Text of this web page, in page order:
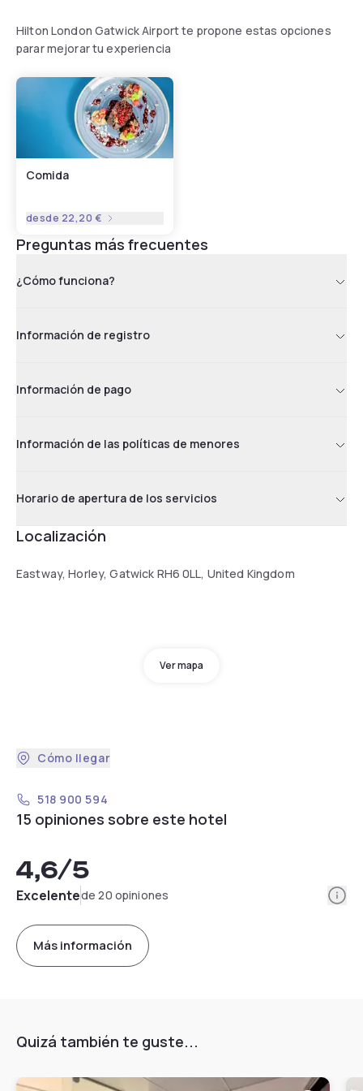
Hilton London Gatwick Airport te propone estas opciones
parar mejorar tu experiencia
Comida
desde 22,20 €
Preguntas más frecuentes
¿Cómo funciona?
Información de registro
Información de pago
Información de las políticas de menores
Horario de apertura de los servicios
Localización
Eastway, Horley, Gatwick RH6 0LL, United Kingdom
Ver mapa
Cómo llegar
518 900 594
15 opiniones sobre este hotel
4,6/5
Excelentede 20 opiniones
Más información
Quizá también te guste...